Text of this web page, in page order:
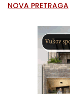
NOVA PRETRAGA